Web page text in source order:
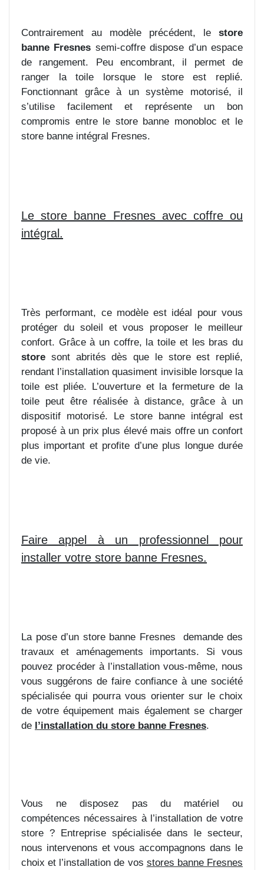
Contrairement au modèle précédent, le store
banne Fresnes semi-coffre dispose d’un espace
de rangement. Peu encombrant, il permet de
ranger la toile lorsque le store est replié.
Fonctionnant grâce à un système motorisé, il
s’utilise facilement et représente un bon
compromis entre le store banne monobloc et le
store banne intégral Fresnes.
Le store banne Fresnes avec coffre ou
intégral.
Très performant, ce modèle est idéal pour vous
protéger du soleil et vous proposer le meilleur
confort. Grâce à un coffre, la toile et les bras du
store sont abrités dès que le store est replié,
rendant l’installation quasiment invisible lorsque la
toile est pliée. L’ouverture et la fermeture de la
toile peut être réalisée à distance, grâce à un
dispositif motorisé. Le store banne intégral est
proposé à un prix plus élevé mais offre un confort
plus important et profite d’une plus longue durée
de vie.
Faire appel à un professionnel pour
installer votre store banne Fresnes.
La pose d’un store banne Fresnes
demande des
travaux et aménagements importants. Si vous
pouvez procéder à l’installation vous-même, nous
vous suggérons de faire confiance à une société
spécialisée qui pourra vous orienter sur le choix
de votre équipement mais également se charger
de l’installation du store banne Fresnes.
Vous ne disposez pas du matériel ou
compétences nécessaires à l’installation de votre
store ? Entreprise spécialisée dans le secteur,
nous intervenons et vous accompagnons dans le
choix et l’installation de vos stores banne Fresnes